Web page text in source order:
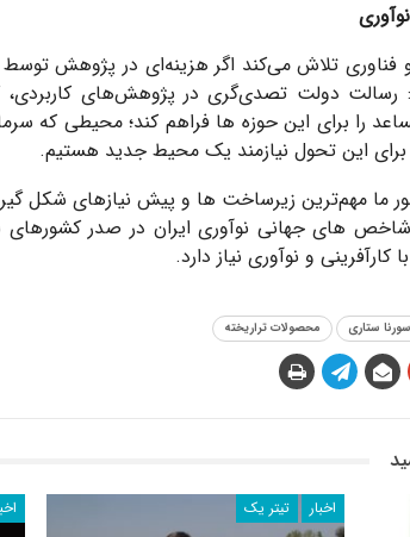
فناوری تلاش می‌کند اگر هزینه‌ای در پژوهش
رسالت دولت تصدی‌گری در پژوهش‌های
را برای این حوزه‌ ها فراهم کند؛ محیطی که
این تحول نیازمند یک محیط جدید هستیم.
ما مهم‌ترین زیرساخت‌ ها و پیش ‌نیازهای شکل‌
های جهانی نوآوری ایران در صدر کشورهای
و نوآوری نیاز دارد.
سورنا ستاری محصولات تراریخته
اخبار تیتر یک